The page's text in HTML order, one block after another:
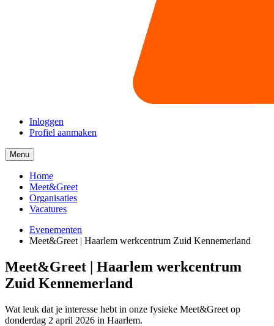
Inloggen
Profiel aanmaken
MenuMenu
collapsed
Home
Meet&Greet
Organisaties
Vacatures
Evenementen
Meet&Greet | Haarlem werkcentrum Zuid Kennemerland
Meet&Greet | Haarlem werkcentrum
Zuid Kennemerland
Wat leuk dat je interesse hebt in onze fysieke Meet&Greet op
donderdag 2 april 2026 in Haarlem.